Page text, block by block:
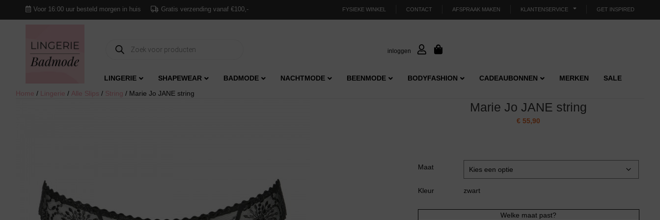
Voor 16:00 uur besteld morgen in huis Gratis verzending vanaf €100,- FYSIEKE WINKEL CONTACT AFSPRAAK MAKEN KLANTENSERVICE GET INSPIRED
Producten
zoeken
inloggen
LINGERIE SHAPEWEAR BADMODE NACHTMODE BEENMODE BODYFASHION CADEAUBONNEN MERKEN
SALE
Home / Lingerie / Alle Slips / String / Marie Jo JANE string
Marie Jo JANE string
€ 55,90
Maat
Kleur zwart
Welke maat past?